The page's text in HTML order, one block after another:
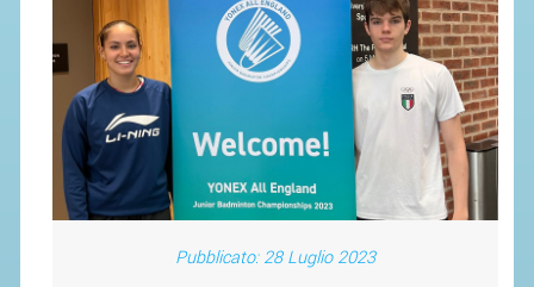
Pubblicato: 28 Luglio 2023
GIUSTIZIA FEDERALE
PROVVEDIMENTI
ORGANI DI GIUSTIZIA FEDERALE
MAGLIA AZZURRA